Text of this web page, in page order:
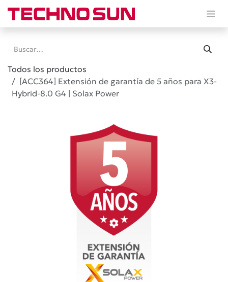
Ir al contenido
Todos los productos
[ACC364] Extensión de garantía de 5 años para X3-
Hybrid-8.0 G4 | Solax Power